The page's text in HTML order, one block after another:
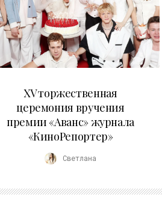
XV торжественная
церемония вручения
премии «Аванс» журнала
«КиноРепортер»
Светлана